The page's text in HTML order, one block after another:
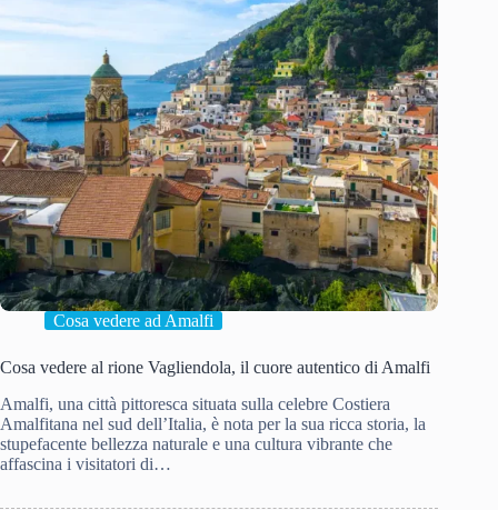
Cosa vedere ad Amalfi
Cosa vedere al rione Vagliendola, il cuore autentico di Amalfi
Amalfi, una città pittoresca situata sulla celebre Costiera
Amalfitana nel sud dell’Italia, è nota per la sua ricca storia, la
stupefacente bellezza naturale e una cultura vibrante che
affascina i visitatori di…